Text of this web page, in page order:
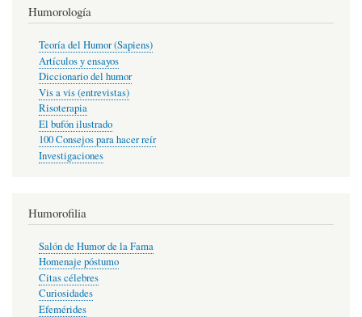
Humorología
Teoría del Humor (Sapiens)
Artículos y ensayos
Diccionario del humor
Vis a vis (entrevistas)
Risoterapia
El bufón ilustrado
100 Consejos para hacer reír
Investigaciones
Humorofilia
Salón de Humor de la Fama
Homenaje póstumo
Citas célebres
Curiosidades
Efemérides